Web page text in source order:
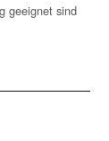
geeignet sind